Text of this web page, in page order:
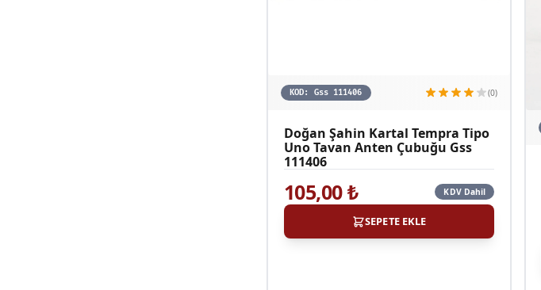
KOD: Gss 111406 (0)
Doğan Şahin Kartal Tempra Tipo
Uno Tavan Anten Çubuğu Gss
111406
105,00₺ KDV Dahil
SEPETE EKLE